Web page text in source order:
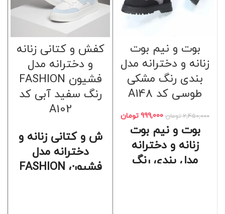
بوت و نیم بوت
زنانه و دخترانه مدل
بندی رنگ مشکی
طوسی کد A148
2,450,000 تومان 999,000 تومان
بوت و نیم بوت
زنانه و دخترانه
مدل بندی رنگ
کفش و کتانی زنانه
و دخترانه مدل
فشیون FASHION
رنگ سفید آبی کد
A102
ش و کتانی زنانه و
دخترانه مدل
فشیون FASHION